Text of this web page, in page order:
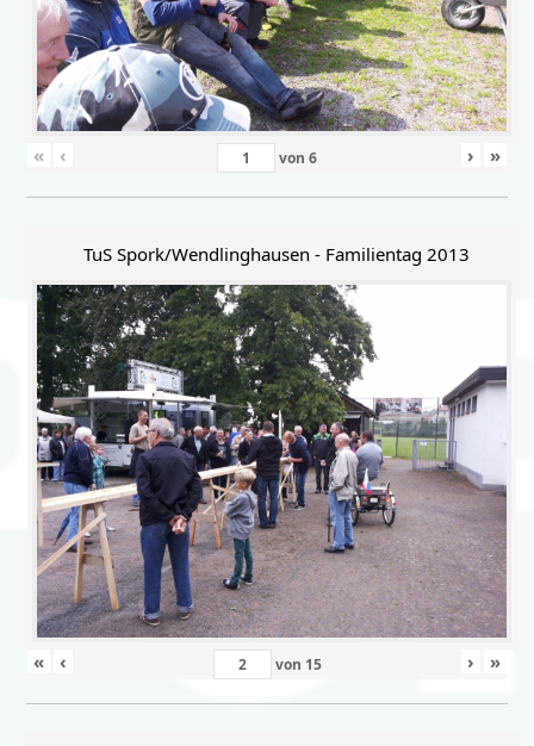
« ‹ von 6 › »
TuS Spork/Wendlinghausen - Familientag 2013
« ‹ von 15 › »